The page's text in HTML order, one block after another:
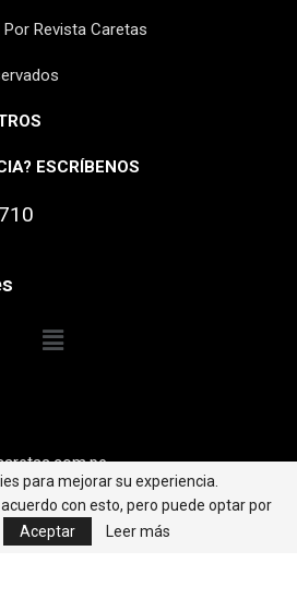
Revista Caretas
ESCRÍBENOS
para mejorar su experiencia.
con esto, pero puede optar por
Aceptar Leer más